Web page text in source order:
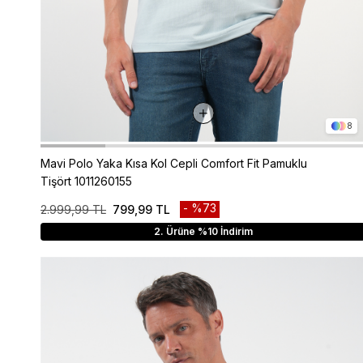
8
Mavi Polo Yaka Kısa Kol Cepli Comfort Fit Pamuklu
Tişört 1011260155
799,99 TL
2.999,99 TL %73
2. Ürüne %10 İndirim